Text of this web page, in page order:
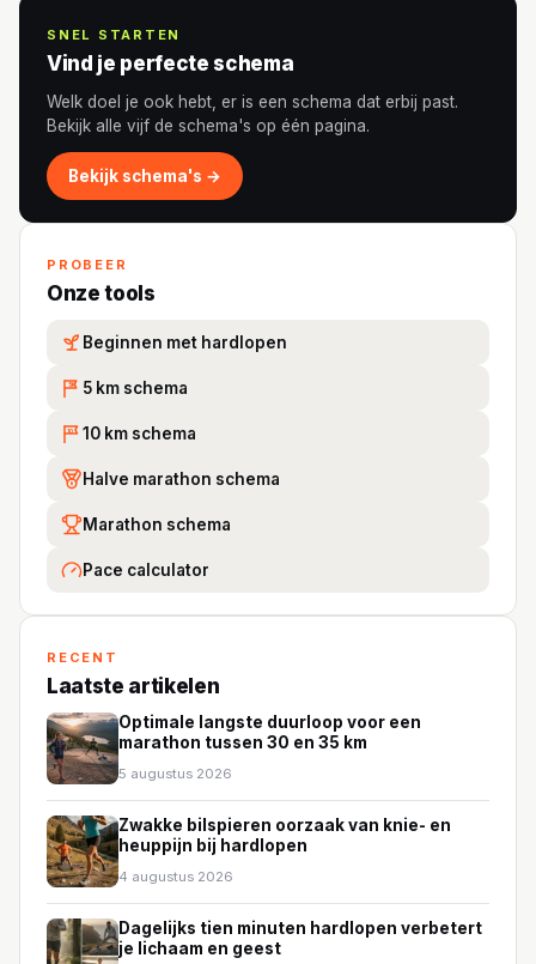
SNEL STARTEN
Vind je perfecte schema
Welk doel je ook hebt, er is een schema dat erbij past.
Bekijk alle vijf de schema's op één pagina.
Bekijk schema's →
PROBEER
Onze tools
Beginnen met hardlopen
5K 5 km schema
10 10 km schema
Halve marathon schema
Marathon schema
Pace calculator
RECENT
Laatste artikelen
Optimale langste duurloop voor een
marathon tussen 30 en 35 km
5 augustus 2026
Zwakke bilspieren oorzaak van knie- en
heuppijn bij hardlopen
4 augustus 2026
Dagelijks tien minuten hardlopen verbetert
je lichaam en geest